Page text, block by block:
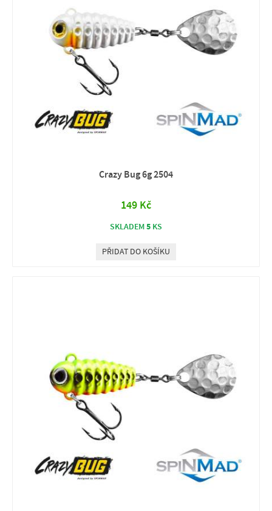
Crazy Bug 6g 2504
149 Kč
SKLADEM5 KS
PŘIDAT DO KOŠÍKU